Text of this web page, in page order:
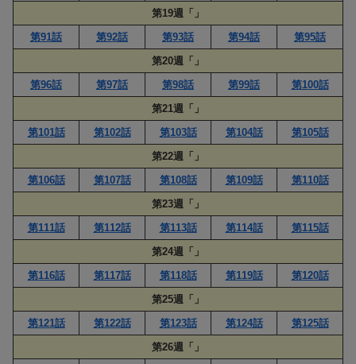
第19週「」
第91話
第92話 第93話 第94話
第95話
第20週「」
第96話
第97話 第98話 第99話
第100話
第21週「」
第101話
第102話 第103話 第104話
第105話
第22週「」
第106話
第107話 第108話 第109話
第110話
第23週「」
第111話
第112話 第113話 第114話
第115話
第24週「」
第116話
第117話 第118話 第119話
第120話
第25週「」
第121話
第122話 第123話 第124話
第125話
第26週「」